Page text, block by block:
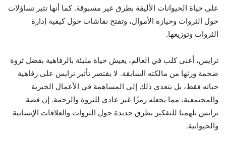
على حياة الحيوانات الأليفة بطرق غير مسبوقة. كما أنها تثير تساؤلات
حول الثروات وحيازة الأموال، وتفتح نقاشات حول كيفية إدارة
الثروات وتوزيعها.
ترايس، أغنى كلب في العالم، يعيش حياة مليئة بالرفاهية بفضل ثروة
ضخمة ورثها من مالكته السابقة. لا يقتصر تأثير ترايس على رفاهية
حياته فقط، بل يتعدى ذلك إلى المساهمة في الأعمال الخيرية
والمجتمعية، مما يجعله رمزًا غير عادي للثروة والرحمة. إن قصة
ترايس تلهمنا للتفكير بطرق جديدة حول الثروات والعلاقات الإنسانية
والحيوانية.